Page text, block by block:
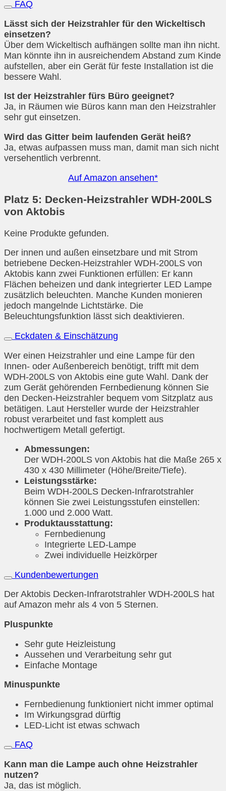
FAQ
Lässt sich der Heizstrahler für den Wickeltisch
einsetzen?
Über dem Wickeltisch aufhängen sollte man ihn nicht.
Man könnte ihn in ausreichendem Abstand zum Kinde
aufstellen, aber ein Gerät für feste Installation ist die
bessere Wahl.
Ist der Heizstrahler fürs Büro geeignet?
Ja, in Räumen wie Büros kann man den Heizstrahler
sehr gut einsetzen.
Wird das Gitter beim laufenden Gerät heiß?
Ja, etwas aufpassen muss man, damit man sich nicht
versehentlich verbrennt.
Auf Amazon ansehen*
Platz 5: Decken-Heizstrahler WDH-200LS
von Aktobis
Keine Produkte gefunden.
Der innen und außen einsetzbare und mit Strom
betriebene Decken-Heizstrahler WDH-200LS von
Aktobis kann zwei Funktionen erfüllen: Er kann
Flächen beheizen und dank integrierter LED Lampe
zusätzlich beleuchten. Manche Kunden monieren
jedoch mangelnde Lichtstärke. Die
Beleuchtungsfunktion lässt sich deaktivieren.
Eckdaten & Einschätzung
Wer einen Heizstrahler und eine Lampe für den
Innen- oder Außenbereich benötigt, trifft mit dem
WDH-200LS von Aktobis eine gute Wahl. Dank der
zum Gerät gehörenden Fernbedienung können Sie
den Decken-Heizstrahler bequem vom Sitzplatz aus
betätigen. Laut Hersteller wurde der Heizstrahler
robust verarbeitet und fast komplett aus
hochwertigem Metall gefertigt.
Abmessungen:
Der WDH-200LS von Aktobis hat die Maße 265 x
430 x 430 Millimeter (Höhe/Breite/Tiefe).
Leistungsstärke:
Beim WDH-200LS Decken-Infrarotstrahler
können Sie zwei Leistungsstufen einstellen:
1.000 und 2.000 Watt.
Produktausstattung:
Fernbedienung
Integrierte LED-Lampe
Zwei individuelle Heizkörper
Kundenbewertungen
Der Aktobis Decken-Infrarotstrahler WDH-200LS hat
auf Amazon mehr als 4 von 5 Sternen.
Pluspunkte
Sehr gute Heizleistung
Aussehen und Verarbeitung sehr gut
Einfache Montage
Minuspunkte
Fernbedienung funktioniert nicht immer optimal
Im Wirkungsgrad dürftig
LED-Licht ist etwas schwach
FAQ
Kann man die Lampe auch ohne Heizstrahler
nutzen?
Ja, das ist möglich.